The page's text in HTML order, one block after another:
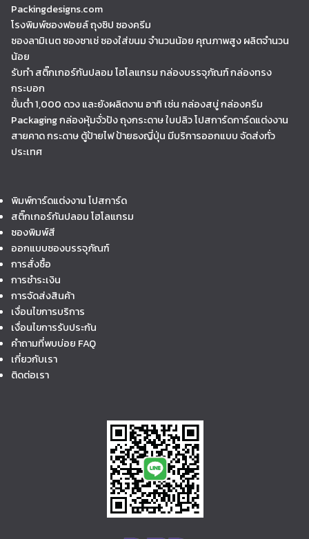
Packingdesigns.com
โรงพิมพ์ซองฟอยล์ ถุงซิป ซองครีม
ซองลามิเนต ซองซาเช่ ซองใส่ขนม จำนวนน้อย คุณภาพสูง ผลิตจำนวน
น้อย
รับทำ สติ๊กเกอร์กันปลอม โฮโลแกรม กล่องบรรจุภัณฑ์ กล่องทรง
กระบอก
ขั้นต่ำ 1,000 ดวง และยังผลิตงาน อาทิ เช่น กล่องสบู่ กล่องครีม
Packaging กล่องหุ้มจั่วปัง ถุงกระดาษ ใบปลิว โปสการ์ดการ์ดแต่งงาน
สายคาด กระดาษ ตู้ป้ายไฟ ป้ายธงญี่ปุ่น มีบริการออกแบบ จัดส่งทั่ว
ประเทศ
พิมพ์การ์ดแต่งงาน โปสการ์ด
สติ๊กเกอร์กันปลอม โฮโลแกรม
ซองพิมพ์สี
ออกแบบซองบรรจุภัณฑ์
การสั่งซื้อ
การชำระเงิน
การจัดส่งสินค้า
เงื่อนไขการบริการ
เงื่อนไขการรับประกัน
คำถามที่พบบ่อย FAQ
เกี่ยวกับเรา
ติดต่อเรา